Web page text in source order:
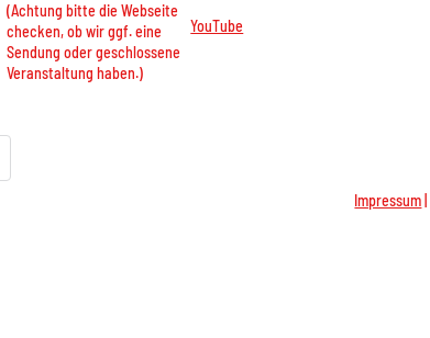
(Achtung bitte die Webseite
checken, ob wir ggf. eine
Sendung oder geschlossene
Veranstaltung haben.)
YouTube
Impressum